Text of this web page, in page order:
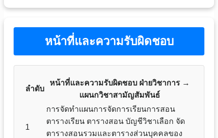
หน้าที่และความรับผิดชอบ
ลำดับ
หน้าที่และความรับผิดชอบ ฝ่ายวิชาการ →
แผนกวิชาสามัญสัมพันธ์
1
การจัดทำแผนการจัดการเรียนการสอน
ตารางเรียน ตารางสอน บัญชีวิชาเลือก จัด
ตารางสอนรวมและตารางส่วนบุคคลของ